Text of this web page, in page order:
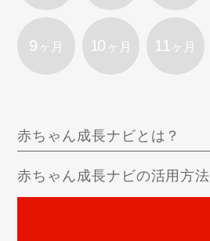
9 ヶ月 10 ヶ月 11 ヶ月
赤ちゃん成長ナビとは？
赤ちゃん成長ナビの活用方法